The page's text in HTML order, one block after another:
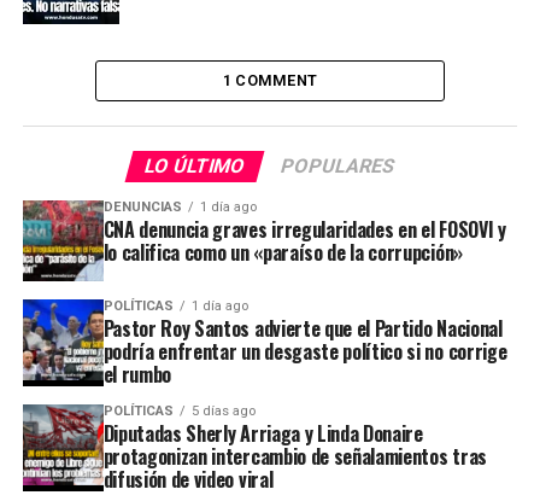
1 COMMENT
LO ÚLTIMO POPULARES
DENUNCIAS 1 día ago
CNA denuncia graves irregularidades en el FOSOVI y
lo califica como un «paraíso de la corrupción»
POLÍTICAS 1 día ago
Pastor Roy Santos advierte que el Partido Nacional
podría enfrentar un desgaste político si no corrige
el rumbo
POLÍTICAS 5 días ago
Diputadas Sherly Arriaga y Linda Donaire
protagonizan intercambio de señalamientos tras
difusión de video viral